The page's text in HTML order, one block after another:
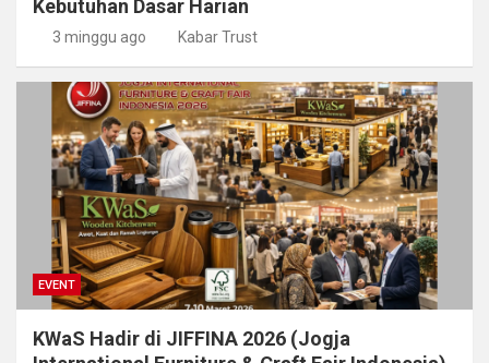
Kebutuhan Dasar Harian
3 minggu ago Kabar Trust
EVENT
KWaS Hadir di JIFFINA 2026 (Jogja